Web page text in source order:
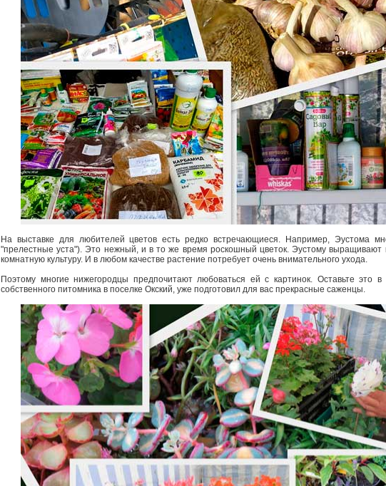
На выставке для любителей цветов есть редко встречающиеся. Например, Эустома
"прелестные уста"). Это нежный, и в то же время роскошный цветок. Эустому выращивают
комнатную культуру. И в любом качестве растение потребует очень внимательного ухода.
Поэтому многие нижегородцы предпочитают любоваться ей с картинок. Оставьте это
собственного питомника в поселке Окский, уже подготовил для вас прекрасные саженцы.